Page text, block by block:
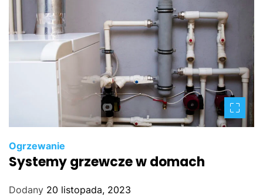
Ogrzewanie
Systemy grzewcze w domach
Dodany 20 listopada, 2023